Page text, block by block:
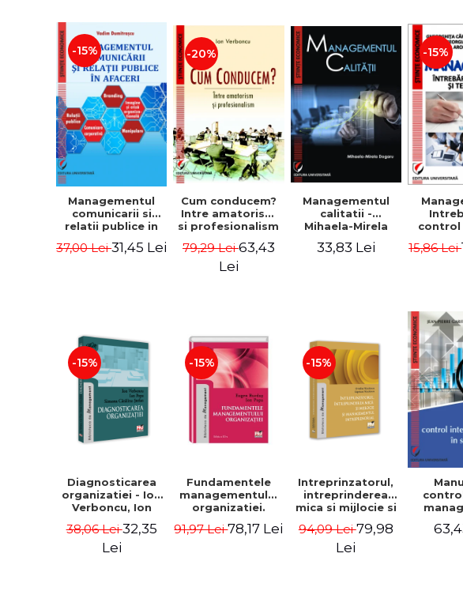
-15%
Managementul
comunicarii si
relatii publice in
Dumitrascu
37,00 Lei31,45 Lei
-20%
Cum conducem?
Intre amatorism
si profesionalism
79,29 Lei63,43
Lei
Managementul
calitatii -
Mihaela-Mirela
33,83 Lei
-15%
15,86 Lei
-15%
Diagnosticarea
organizatiei - Ion
Verboncu, Ion
Catalina Stefan
38,06 Lei32,35
Lei
-15%
Fundamentele
managementului
organizatiei.
Eugen Burdus,
91,97 Lei78,17 Lei
-15%
Intreprinzatorul,
intreprinderea
mica si mijlocie si
intreprenorial -
Ovidiu Nicolescu,
94,09 Lei79,98
Lei